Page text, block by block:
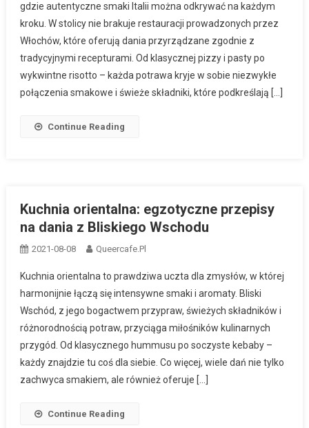
gdzie autentyczne smaki Italii można odkrywać na każdym
kroku. W stolicy nie brakuje restauracji prowadzonych przez
Włochów, które oferują dania przyrządzane zgodnie z
tradycyjnymi recepturami. Od klasycznej pizzy i pasty po
wykwintne risotto – każda potrawa kryje w sobie niezwykłe
połączenia smakowe i świeże składniki, które podkreślają […]
Continue Reading
Kuchnia orientalna: egzotyczne przepisy
na dania z Bliskiego Wschodu
2021-08-08 Queercafe.pl
Kuchnia orientalna to prawdziwa uczta dla zmysłów, w której
harmonijnie łączą się intensywne smaki i aromaty. Bliski
Wschód, z jego bogactwem przypraw, świeżych składników i
różnorodnością potraw, przyciąga miłośników kulinarnych
przygód. Od klasycznego hummusu po soczyste kebaby –
każdy znajdzie tu coś dla siebie. Co więcej, wiele dań nie tylko
zachwyca smakiem, ale również oferuje […]
Continue Reading